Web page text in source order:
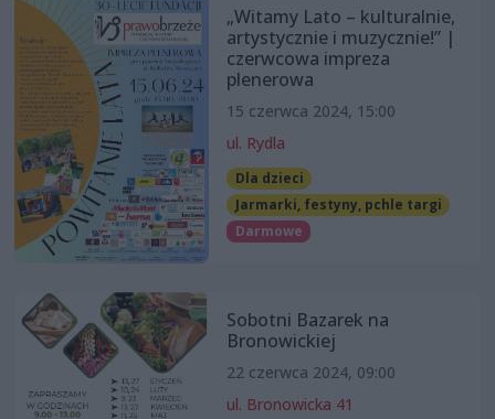
„Witamy Lato – kulturalnie,
artystycznie i muzycznie!” |
czerwcowa impreza
plenerowa
15 czerwca 2024, 15:00
ul. Rydla
Dla dzieci
Jarmarki, festyny, pchle targi
Darmowe
Sobotni Bazarek na
Bronowickiej
22 czerwca 2024, 09:00
ul. Bronowicka 41